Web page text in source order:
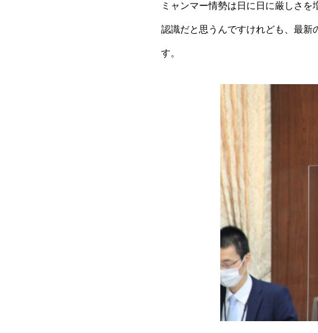
ミャンマー情勢は日に日に厳しさ
認識だと思うんですけれども、最新
す。